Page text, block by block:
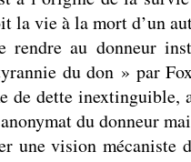
la vie à la mort d’un
rendre au donneur
du don » par
de dette inextinguible,
du donneur
une vision mécaniste